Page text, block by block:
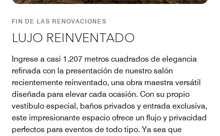
FIN DE LAS RENOVACIONES
LUJO REINVENTADO
Ingrese a casi 1.207 metros cuadrados de elegancia
refinada con la presentación de nuestro salón
recientemente reinventado, una obra maestra versátil
diseñada para elevar cada ocasión. Con su propio
vestíbulo especial, baños privados y entrada exclusiva,
este impresionante espacio ofrece un flujo y privacidad
perfectos para eventos de todo tipo. Ya sea que